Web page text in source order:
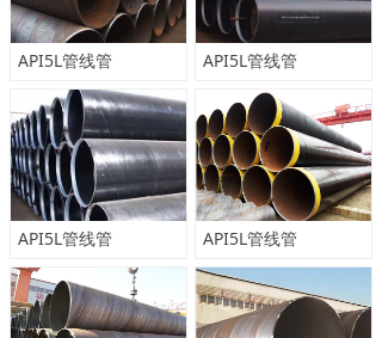
人力资源
新闻中心
API5L管线管 API5L管线管
API5L管线管 API5L管线管